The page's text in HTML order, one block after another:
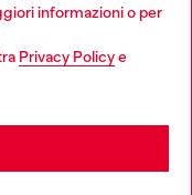
informazioni o per
Privacy Policye
Language: IT
it seems you may